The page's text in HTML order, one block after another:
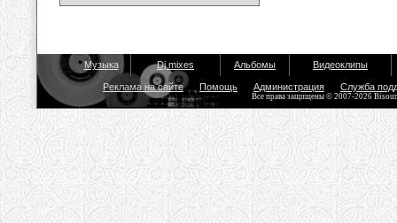
Музыка Dj mixes Альбомы Видеоклипы
Реклама на сайте Помощь Администрация Служба
Все права защищены © 2007-2026